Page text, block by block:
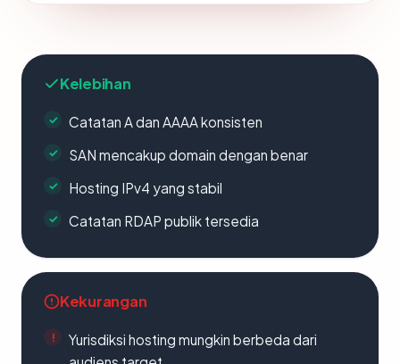
Kelebihan
Catatan A dan AAAA konsisten
SAN mencakup domain dengan benar
Hosting IPv4 yang stabil
Catatan RDAP publik tersedia
Kekurangan
Yurisdiksi hosting mungkin berbeda dari